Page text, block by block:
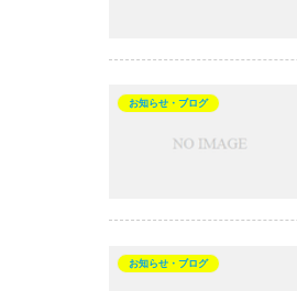
お知らせ・ブログ
お知らせ・ブログ